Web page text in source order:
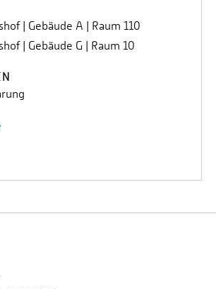
| Gebäude A | Raum 110
| Gebäude G | Raum 10